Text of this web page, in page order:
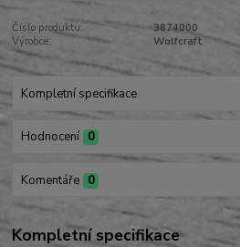
Číslo produktu:
3874000
Výrobce:
Wolfcraft
Kompletní specifikace
Hodnocení 0
Komentáře 0
Kompletní specifikace